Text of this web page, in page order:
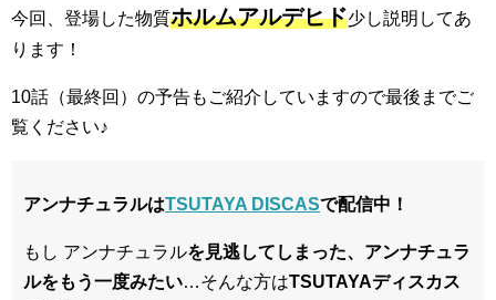
今回、登場した物質ホルムアルデヒド少し説明してあ
ります！
10話（最終回）の予告もご紹介していますので最後までご
覧ください♪
アンナチュラルはTSUTAYA DISCASで配信中！
もし アンナチュラルを見逃してしまった、アンナチュラ
ルをもう一度みたい…そんな方はTSUTAYAディスカス